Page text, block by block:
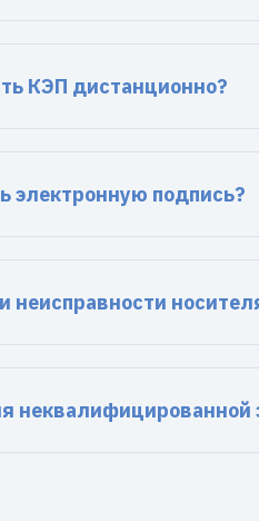
КЭП дистанционно?
электронную подпись?
неисправности
неквалифицированной